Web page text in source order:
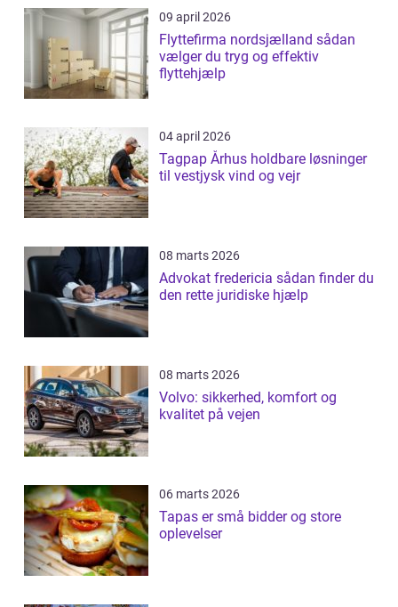
09 april 2026
Flyttefirma nordsjælland sådan
vælger du tryg og effektiv
flyttehjælp
04 april 2026
Tagpap Århus holdbare løsninger
til vestjysk vind og vejr
08 marts 2026
Advokat fredericia sådan finder du
den rette juridiske hjælp
08 marts 2026
Volvo: sikkerhed, komfort og
kvalitet på vejen
06 marts 2026
Tapas er små bidder og store
oplevelser